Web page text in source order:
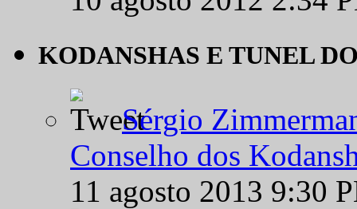
KODANSHAS E TUNEL
Sérgio
Conselho dos
11 agosto 2013 9:30